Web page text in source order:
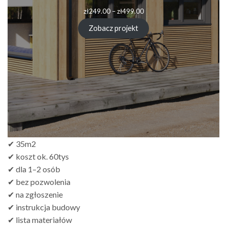
zł249.00 – zł499.00
Zobacz projekt
✔ 35m2
✔ koszt ok. 60tys
✔ dla 1–2 osób
✔ bez pozwolenia
✔ na zgłoszenie
✔ instrukcja budowy
✔ lista materiałów